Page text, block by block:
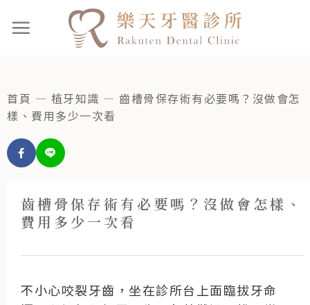
首頁 — 植牙知識 — 齒槽骨保存術有必要嗎？沒做會怎
樣、費用多少一次看
齒槽骨保存術有必要嗎？沒做會怎樣、
費用多少一次看
不小心咬裂牙齒，坐在診所台上面臨拔牙命